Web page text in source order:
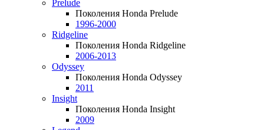
Prelude
Поколения Honda Prelude
1996-2000
Ridgeline
Поколения Honda Ridgeline
2006-2013
Odyssey
Поколения Honda Odyssey
2011
Insight
Поколения Honda Insight
2009